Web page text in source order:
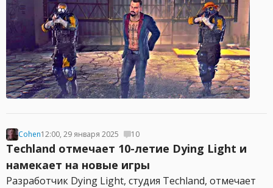
Cohen12:00, 29 января 2025 10
Techland отмечает 10-летие Dying Light и
намекает на новые игры
Разработчик Dying Light, студия Techland, отмечает